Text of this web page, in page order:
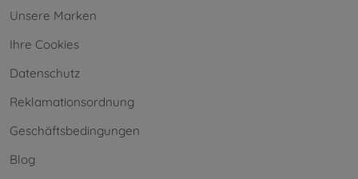
Unsere Marken
Ihre Cookies
Datenschutz
Reklamationsordnung
Geschäftsbedingungen
Blog